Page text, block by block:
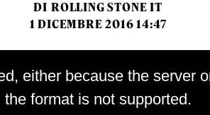
DI ROLLING STONE IT
1 DICEMBRE 2016 14:47